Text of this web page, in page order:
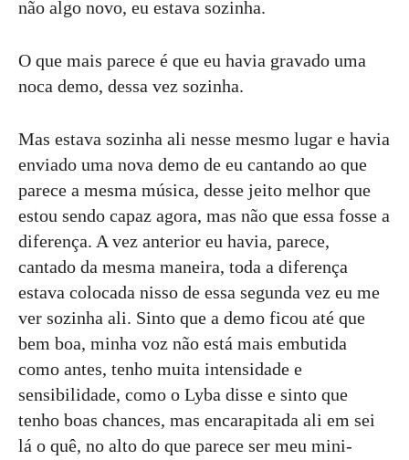
não algo novo, eu estava sozinha.
O que mais parece é que eu havia gravado uma
noca demo, dessa vez sozinha.
Mas estava sozinha ali nesse mesmo lugar e havia
enviado uma nova demo de eu cantando ao que
parece a mesma música, desse jeito melhor que
estou sendo capaz agora, mas não que essa fosse a
diferença. A vez anterior eu havia, parece,
cantado da mesma maneira, toda a diferença
estava colocada nisso de essa segunda vez eu me
ver sozinha ali. Sinto que a demo ficou até que
bem boa, minha voz não está mais embutida
como antes, tenho muita intensidade e
sensibilidade, como o Lyba disse e sinto que
tenho boas chances, mas encarapitada ali em sei
lá o quê, no alto do que parece ser meu mini-